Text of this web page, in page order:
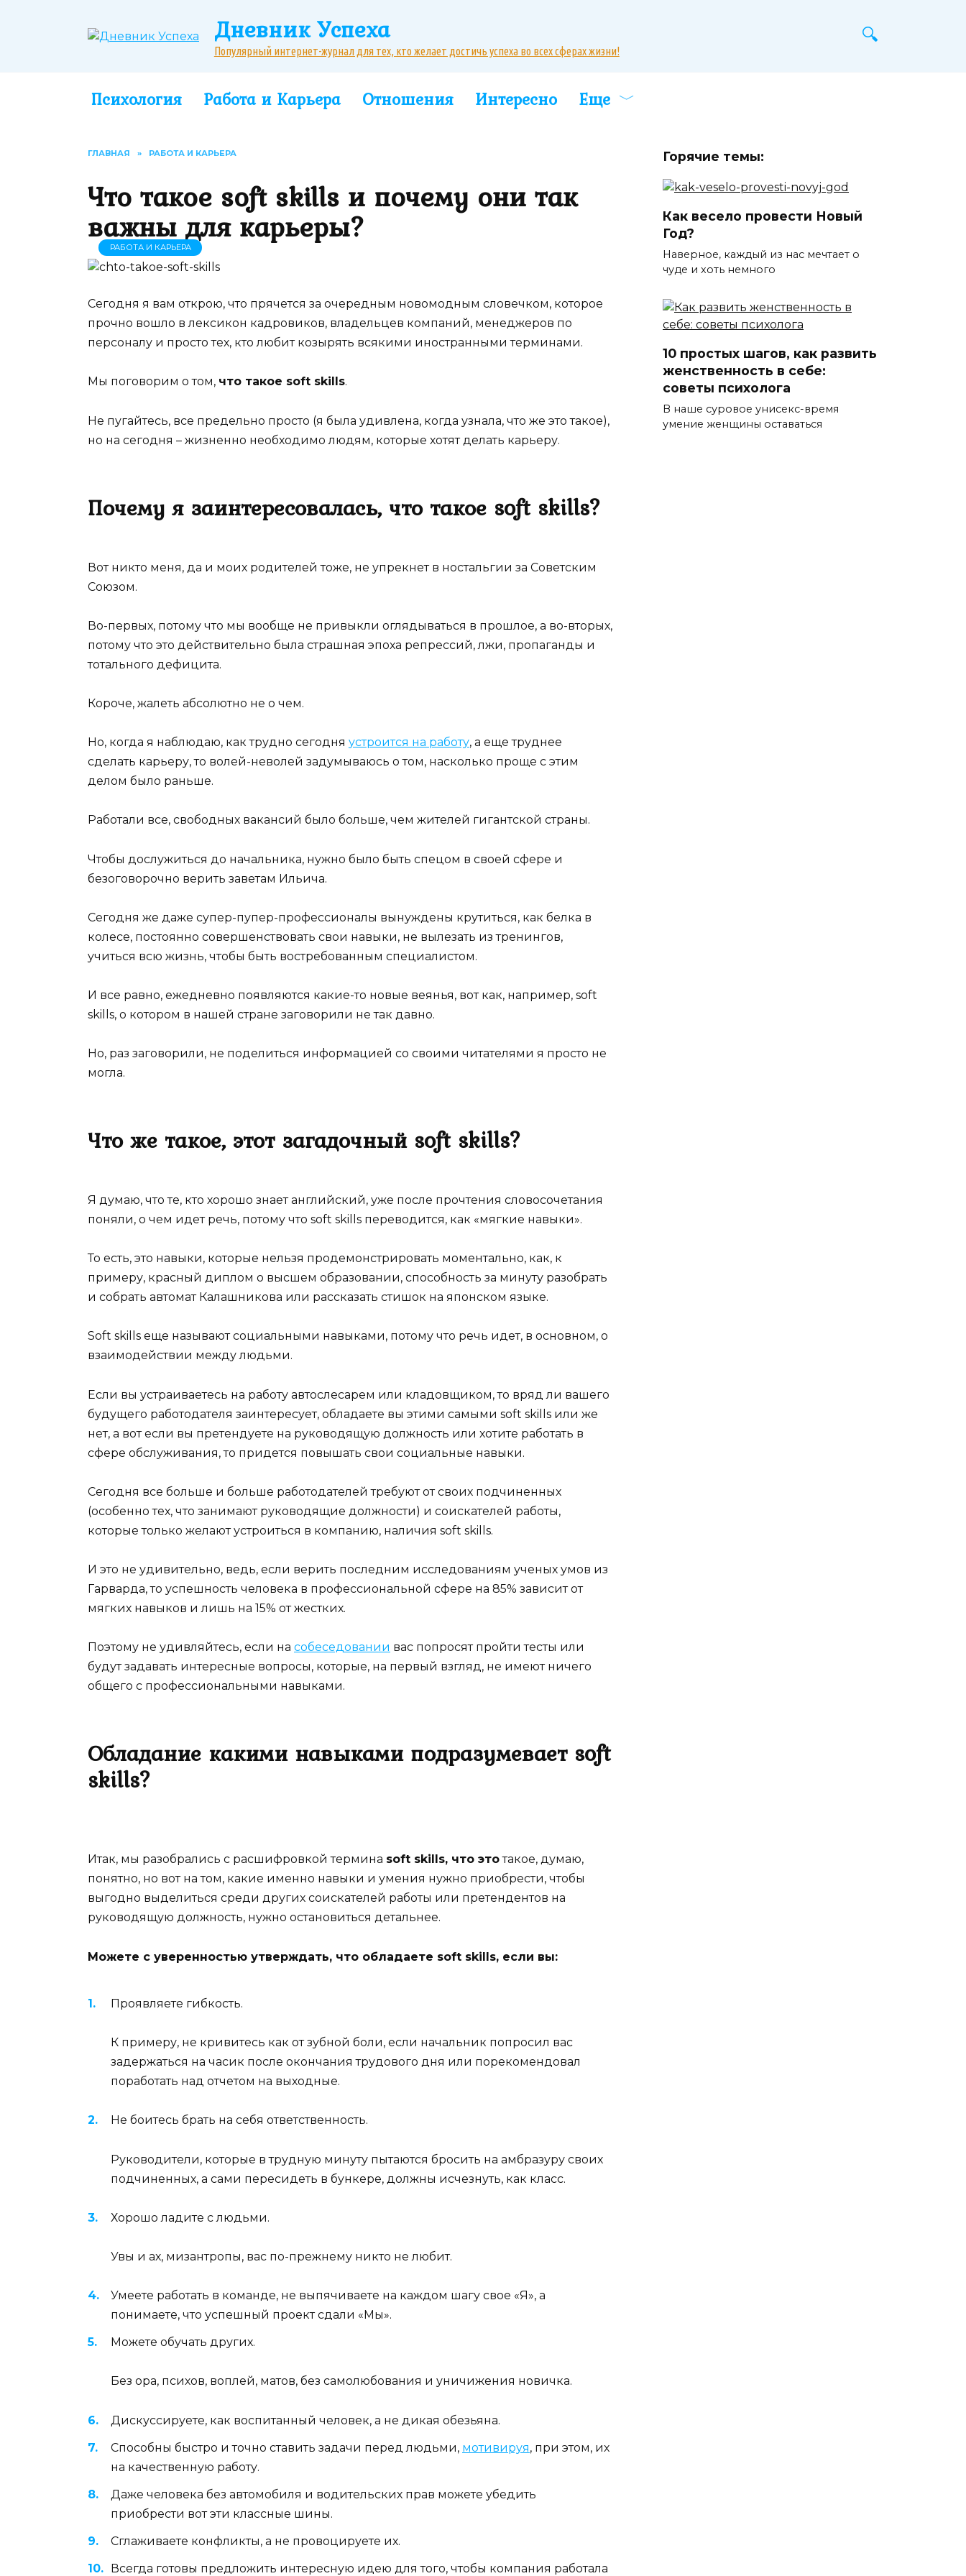
Дневник Успеха
Популярный интернет-журнал для тех, кто желает достичь успеха во всех сферах жизни!
Психология Работа и Карьера Отношения Интересно Еще
ГЛАВНАЯ » РАБОТА И КАРЬЕРА
Что такое soft skills и почему они так
важны для карьеры?
РАБОТА И КАРЬЕРА
Сегодня я вам открою, что прячется за очередным новомодным словечком, которое
прочно вошло в лексикон кадровиков, владельцев компаний, менеджеров по
персоналу и просто тех, кто любит козырять всякими иностранными терминами.
Мы поговорим о том, что такое soft skills.
Не пугайтесь, все предельно просто (я была удивлена, когда узнала, что же это такое),
но на сегодня – жизненно необходимо людям, которые хотят делать карьеру.
Почему я заинтересовалась, что такое soft skills?
Вот никто меня, да и моих родителей тоже, не упрекнет в ностальгии за Советским
Союзом.
Во-первых, потому что мы вообще не привыкли оглядываться в прошлое, а во-вторых,
потому что это действительно была страшная эпоха репрессий, лжи, пропаганды и
тотального дефицита.
Короче, жалеть абсолютно не о чем.
Но, когда я наблюдаю, как трудно сегодня устроится на работу, а еще труднее
сделать карьеру, то волей-неволей задумываюсь о том, насколько проще с этим
делом было раньше.
Работали все, свободных вакансий было больше, чем жителей гигантской страны.
Чтобы дослужиться до начальника, нужно было быть спецом в своей сфере и
безоговорочно верить заветам Ильича.
Сегодня же даже супер-пупер-профессионалы вынуждены крутиться, как белка в
колесе, постоянно совершенствовать свои навыки, не вылезать из тренингов,
учиться всю жизнь, чтобы быть востребованным специалистом.
И все равно, ежедневно появляются какие-то новые веянья, вот как, например, soft
skills, о котором в нашей стране заговорили не так давно.
Но, раз заговорили, не поделиться информацией со своими читателями я просто не
могла.
Что же такое, этот загадочный soft skills?
Я думаю, что те, кто хорошо знает английский, уже после прочтения словосочетания
поняли, о чем идет речь, потому что soft skills переводится, как «мягкие навыки».
То есть, это навыки, которые нельзя продемонстрировать моментально, как, к
примеру, красный диплом о высшем образовании, способность за минуту разобрать
и собрать автомат Калашникова или рассказать стишок на японском языке.
Soft skills еще называют социальными навыками, потому что речь идет, в основном, о
взаимодействии между людьми.
Если вы устраиваетесь на работу автослесарем или кладовщиком, то вряд ли вашего
будущего работодателя заинтересует, обладаете вы этими самыми soft skills или же
нет, а вот если вы претендуете на руководящую должность или хотите работать в
сфере обслуживания, то придется повышать свои социальные навыки.
Сегодня все больше и больше работодателей требуют от своих подчиненных
(особенно тех, что занимают руководящие должности) и соискателей работы,
которые только желают устроиться в компанию, наличия soft skills.
И это не удивительно, ведь, если верить последним исследованиям ученых умов из
Гарварда, то успешность человека в профессиональной сфере на 85% зависит от
мягких навыков и лишь на 15% от жестких.
Поэтому не удивляйтесь, если на собеседовании вас попросят пройти тесты или
будут задавать интересные вопросы, которые, на первый взгляд, не имеют ничего
общего с профессиональными навыками.
Обладание какими навыками подразумевает soft
skills?
Итак, мы разобрались с расшифровкой термина soft skills, что этотакое, думаю,
понятно, но вот на том, какие именно навыки и умения нужно приобрести, чтобы
выгодно выделиться среди других соискателей работы или претендентов на
руководящую должность, нужно остановиться детальнее.
Можете с уверенностью утверждать, что обладаете soft skills, если вы:
Проявляете гибкость.
К примеру, не кривитесь как от зубной боли, если начальник попросил вас
задержаться на часик после окончания трудового дня или порекомендовал
поработать над отчетом на выходные.
Не боитесь брать на себя ответственность.
Руководители, которые в трудную минуту пытаются бросить на амбразуру своих
подчиненных, а сами пересидеть в бункере, должны исчезнуть, как класс.
Хорошо ладите с людьми.
Увы и ах, мизантропы, вас по-прежнему никто не любит.
Умеете работать в команде, не выпячиваете на каждом шагу свое «Я», а
понимаете, что успешный проект сдали «Мы».
Можете обучать других.
Без ора, психов, воплей, матов, без самолюбования и уничижения новичка.
Дискуссируете, как воспитанный человек, а не дикая обезьяна.
Способны быстро и точно ставить задачи перед людьми, мотивируя, при этом, их
на качественную работу.
Даже человека без автомобиля и водительских прав можете убедить
приобрести вот эти классные шины.
Сглаживаете конфликты, а не провоцируете их.
Всегда готовы предложить интересную идею для того, чтобы компания работала
Горячие темы:
Как весело провести Новый
Год?
Наверное, каждый из нас мечтает о
чуде и хоть немного
10 простых шагов, как развить
женственность в себе:
советы психолога
В наше суровое унисекс-время
умение женщины оставаться